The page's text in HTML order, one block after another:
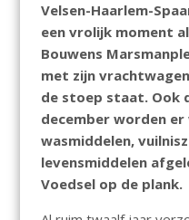
e
b
o
o
k
at
s
A
p
p
Velsen-Haarlem-
een vrolijk moment
Bouwens
met zijn
de stoep staat. Ook
december worden er
wasmiddelen,
levensmiddelen
Voedsel op de plank.